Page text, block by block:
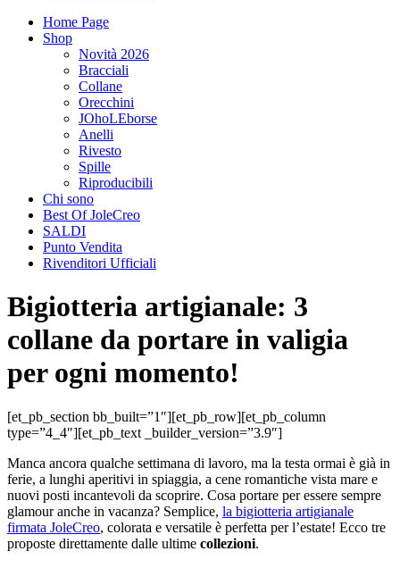
Home Page
Shop
Novità 2026
Bracciali
Collane
Orecchini
JOhoLEborse
Anelli
Rivesto
Spille
Riproducibili
Chi sono
Best Of JoleCreo
SALDI
Punto Vendita
Rivenditori Ufficiali
Bigiotteria artigianale: 3
collane da portare in valigia
per ogni momento!
[et_pb_section bb_built=”1″][et_pb_row][et_pb_column
type=”4_4″][et_pb_text _builder_version=”3.9″]
Manca ancora qualche settimana di lavoro, ma la testa ormai è già in
ferie, a lunghi aperitivi in spiaggia, a cene romantiche vista mare e
nuovi posti incantevoli da scoprire. Cosa portare per essere sempre
glamour anche in vacanza? Semplice, la bigiotteria artigianale
firmata JoleCreo, colorata e versatile è perfetta per l’estate! Ecco tre
proposte direttamente dalle ultime collezioni.